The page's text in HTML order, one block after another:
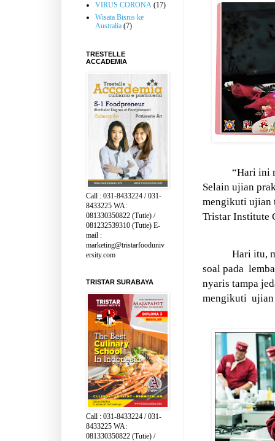
“Hari ini
Selain ujian
mengikuti ujian
Tristar Institute
Hari itu,
soal pada
nyaris tampa
mengikuti
VIRUS CORONA (17)
Wisata Bisnis ke
Australia (7)
TRESTELLE
ACCADEMIA
Call : 031-8433224 / 031-
8433225 WA:
081330350822 (Tutie) /
081232539310 (Tutie) E-
mail :
marketing@tristarfooduniv
ersity.com
TRISTAR SURABAYA
Call : 031-8433224 / 031-
8433225 WA:
081330350822 (Tutie) /